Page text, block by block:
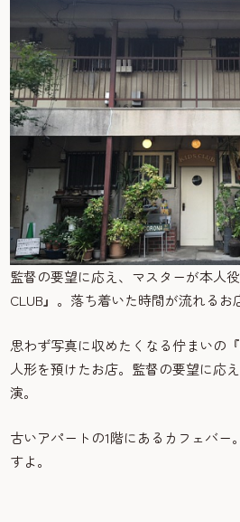
監督の要望に応え、マスターが本人
CLUB』。落ち着いた時間が流れるお
思わず写真に収めたくなる佇まいの
人形を預けたお店。監督の要望に応
演。
古いアパートの1階にあるカフェバー
すよ。